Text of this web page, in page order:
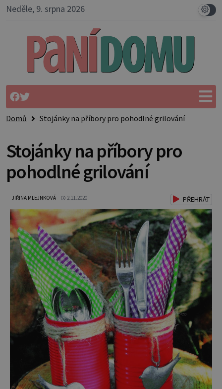
Neděle, 9. srpna 2026
Domů Stojánky na příbory pro pohodlné grilování
Stojánky na příbory pro
pohodlné grilování
JIŘINA MLEJNKOVÁ 2.11.2020 PŘEHRÁT